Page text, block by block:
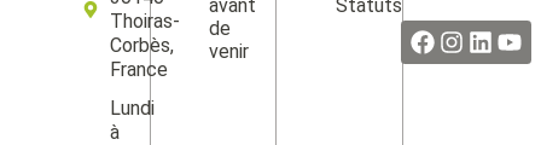
Thoiras-
Corbès,
France
Lundi
à
avant
de
venir
Statuts